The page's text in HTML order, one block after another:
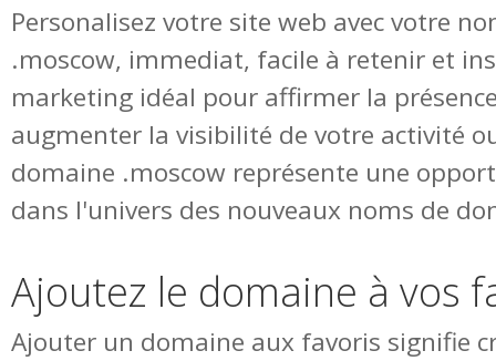
Personalisez votre site web avec votre
.moscow, immediat, facile à retenir et
marketing idéal pour affirmer la
augmenter la visibilité de votre activité
domaine .moscow représente une
dans l'univers des nouveaux noms de
Ajoutez le domaine à vos
Ajouter un domaine aux favoris signifie